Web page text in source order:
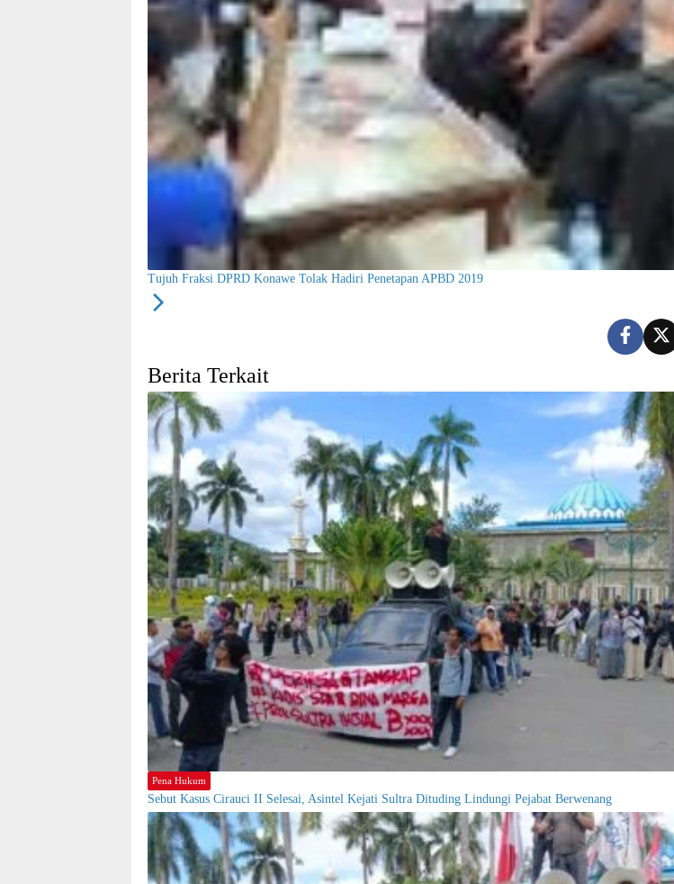
Tujuh Fraksi DPRD Konawe Tolak Hadiri Penetapan APBD 2019
Berita Terkait
Pena Hukum
Sebut Kasus Cirauci II Selesai, Asintel Kejati Sultra Dituding Lindungi Pejabat Berwenang